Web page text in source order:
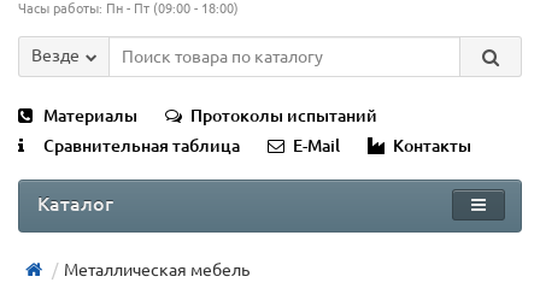
Часы работы: Пн - Пт (09:00 - 18:00)
Везде
Материалы
Протоколы испытаний
Сравнительная таблица
E-Mail Контакты
Каталог
Металлическая мебель